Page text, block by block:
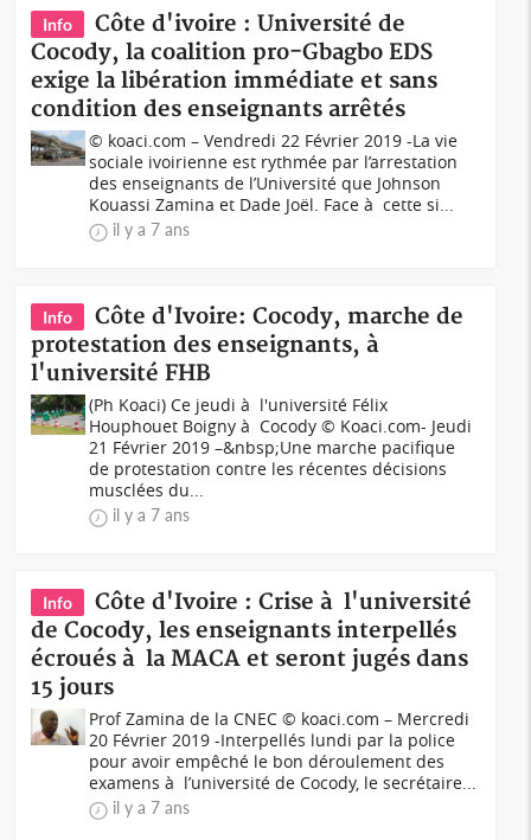
Info
Côte d'ivoire : Université de
Cocody, la coalition pro-Gbagbo EDS
exige la libération immédiate et sans
condition des enseignants arrêtés
© koaci.com – Vendredi 22 Février 2019 -La vie
sociale ivoirienne est rythmée par l’arrestation
des enseignants de l’Université que Johnson
Kouassi Zamina et Dade Joël. Face à cette si...
il y a 7 ans
Info
Côte d'Ivoire: Cocody, marche de
protestation des enseignants, à
l'université FHB
(Ph Koaci) Ce jeudi à l'université Félix
Houphouet Boigny à Cocody © Koaci.com- Jeudi
21 Février 2019 –&nbsp;Une marche pacifique
de protestation contre les récentes décisions
musclées du...
il y a 7 ans
Info
Côte d'Ivoire : Crise à l'université
de Cocody, les enseignants interpellés
écroués à la MACA et seront jugés dans
15 jours
Prof Zamina de la CNEC © koaci.com – Mercredi
20 Février 2019 -Interpellés lundi par la police
pour avoir empêché le bon déroulement des
examens à l’université de Cocody, le secrétaire...
il y a 7 ans